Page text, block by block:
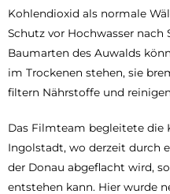
Kohlendioxid als normale
Schutz vor Hochwasser nach
Baumarten des Auwalds
im Trockenen stehen, sie
filtern Nährstoffe und
Das Filmteam begleitete die
Ingolstadt, wo derzeit durch
der Donau abgeflacht wird,
entstehen kann. Hier wurde